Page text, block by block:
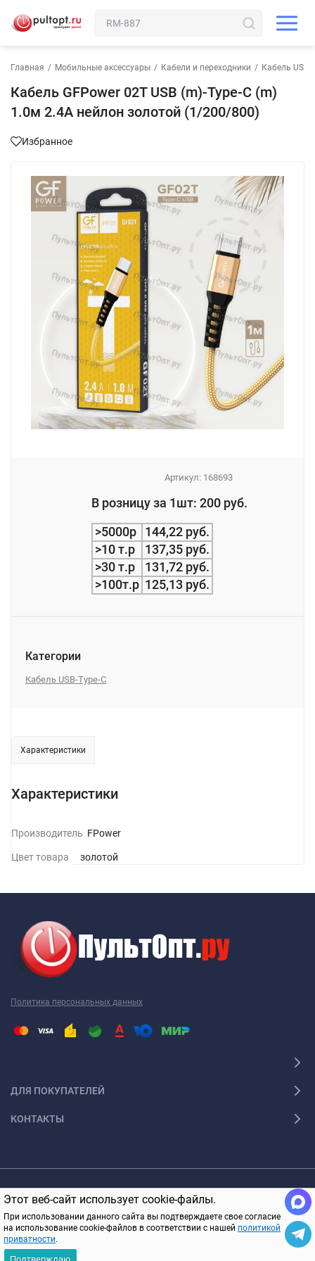
Этот веб-сайт использует cookie-файлы.
При использовании данного сайта вы подтверждаете свое согласие
на использование cookie-файлов в соответствии с нашей политикой
приватности.
Главная / Мобильные аксессуары / Кабели и переходники / Кабель USB-
Кабель GFPower 02T USB (m)-Type-C (m)
1.0м 2.4A нейлон золотой (1/200/800)
Избранное
Артикул: 168693
В розницу за 1шт: 200 руб.
>5000р
144,22 руб.
>10 т.р
137,35 руб.
>30 т.р
131,72 руб.
>100т.р 125,13 руб.
В КОРЗИНУ
Категории
Кабель USB-Type-C
Характеристики
Характеристики
ПроизводительGFPower
Цвет товара золотой
Политика персональных данных
ДЛЯ ПОКУПАТЕЛЕЙ
КОНТАКТЫ
© 2005-2026 ПультОпт.ру Все права защищены